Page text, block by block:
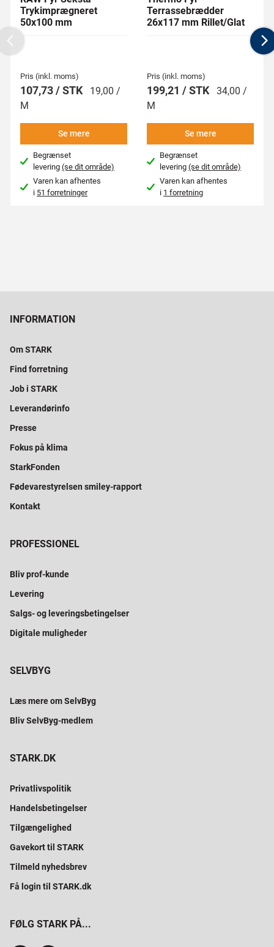
Trykimprægneret
50x100 mm
Pris (inkl. moms)
107,73 / STK
19,00 /
M
Se mere
Begrænset
levering(se dit område)
Varen kan afhentes
i 51 forretninger
Terrassebrædder
26x117 mm Rillet/Glat
Pris (inkl. moms)
199,21 / STK 34,00 /
M
Se mere
Begrænset
levering(se dit område)
Varen kan afhentes
i 1 forretning
Previous
INFORMATION
Om STARK
Find forretning
Job i STARK
Leverandørinfo
Presse
Fokus på klima
StarkFonden
Fødevarestyrelsen smiley-rapport
Kontakt
PROFESSIONEL
Bliv prof-kunde
Levering
Salgs- og leveringsbetingelser
Digitale muligheder
SELVBYG
Læs mere om SelvByg
Bliv SelvByg-medlem
STARK.DK
Privatlivspolitik
Handelsbetingelser
Tilgængelighed
Gavekort til STARK
Tilmeld nyhedsbrev
Få login til STARK.dk
FØLG STARK PÅ...